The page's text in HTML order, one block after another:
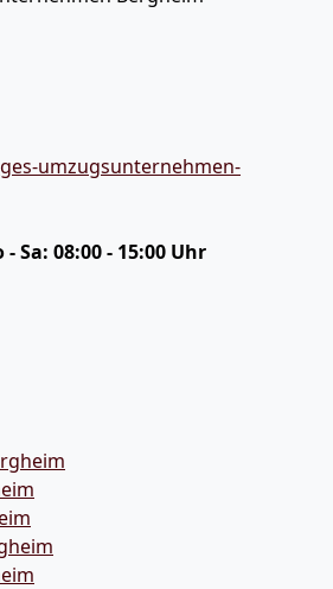
umzugsunternehmen-
- Sa: 08:00 - 15:00 Uhr